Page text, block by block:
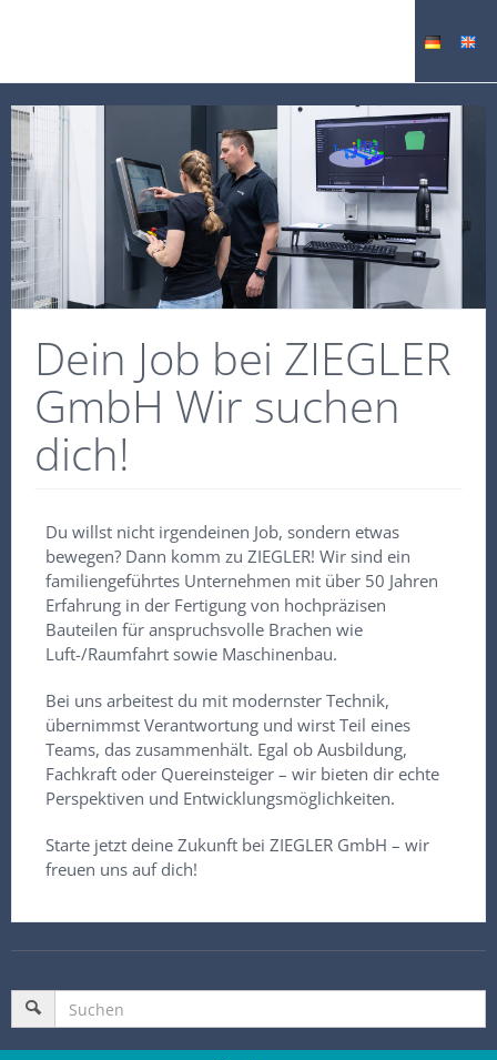
Dein Job bei ZIEGLER
GmbH Wir suchen
dich!
Du willst nicht irgendeinen Job, sondern etwas
bewegen? Dann komm zu ZIEGLER! Wir sind ein
familiengeführtes Unternehmen mit über 50 Jahren
Erfahrung in der Fertigung von hochpräzisen
Bauteilen für anspruchsvolle Brachen wie
Luft-/Raumfahrt sowie Maschinenbau.
Bei uns arbeitest du mit modernster Technik,
übernimmst Verantwortung und wirst Teil eines
Teams, das zusammenhält. Egal ob Ausbildung,
Fachkraft oder Quereinsteiger – wir bieten dir echte
Perspektiven und Entwicklungsmöglichkeiten.
Starte jetzt deine Zukunft bei ZIEGLER GmbH – wir
freuen uns auf dich!